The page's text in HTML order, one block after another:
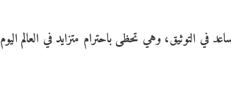
في التوثيق، وهي تحظى باحترام متزايد في العالم اليوم